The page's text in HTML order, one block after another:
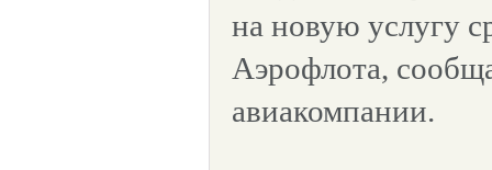
на новую услугу
Аэрофлота,
авиакомпании.